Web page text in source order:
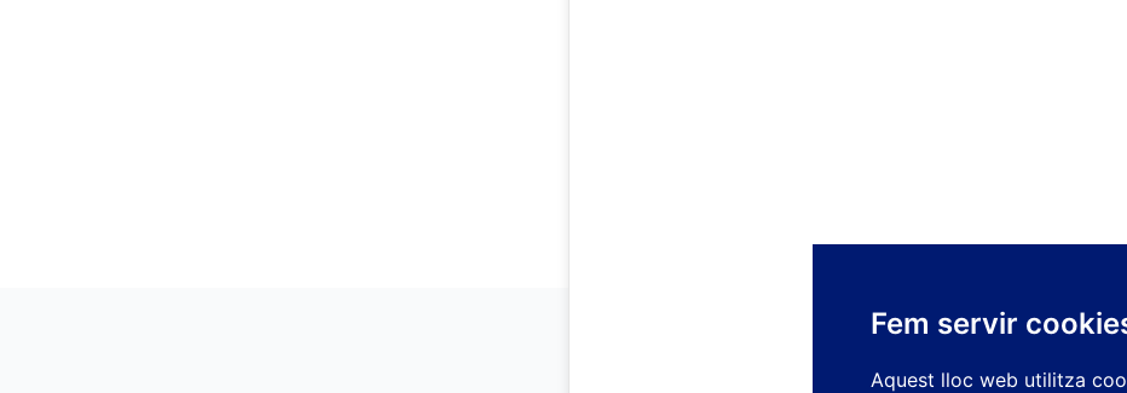
Fem servir
Aquest lloc web utilitza